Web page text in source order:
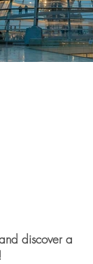
discover a